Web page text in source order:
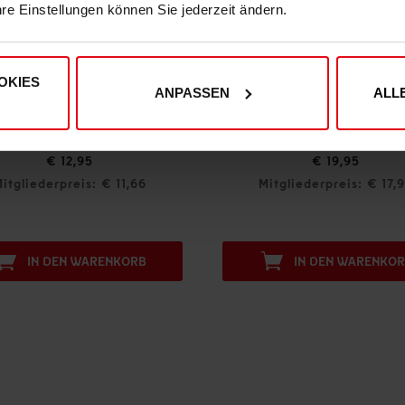
Einstellungen können Sie jederzeit ändern.
ANPASSEN
€ 12,95
€ 11,66
IN DEN WARENKORB
€ 19,95
Mitgliederpreis: €
IN DEN